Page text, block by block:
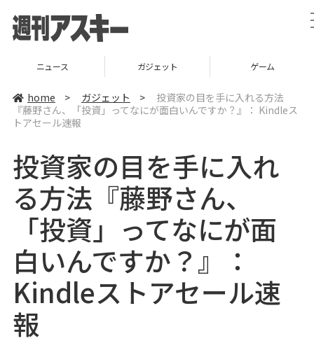
ニュース ガジェット ゲーム
home > ガジェット >
投資家の目を手に入れる方法
『藤野さん、「投資」ってなにが面白いんですか？』： Kindleス
トアセール速報
投資家の目を手に入れ
る方法『藤野さん、
「投資」ってなにが面
白いんですか？』：
Kindleストアセール速
報